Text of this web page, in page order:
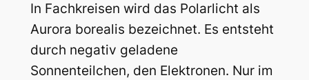
In Fachkreisen wird das Polarlicht als
Aurora borealis bezeichnet. Es entsteht
durch negativ geladene
Sonnenteilchen, den Elektronen. Nur im